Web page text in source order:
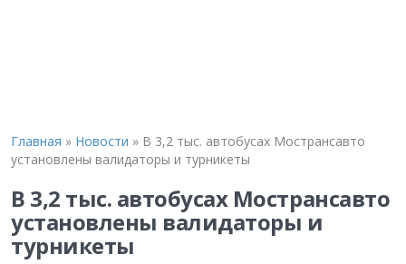
Главная » Новости » В 3,2 тыс. автобусах Мострансавто
установлены валидаторы и турникеты
В 3,2 тыс. автобусах Мострансавто
установлены валидаторы и
турникеты